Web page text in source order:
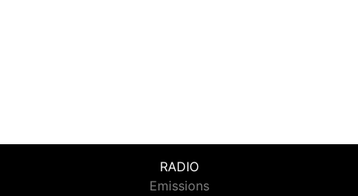
RADIO
Emissions